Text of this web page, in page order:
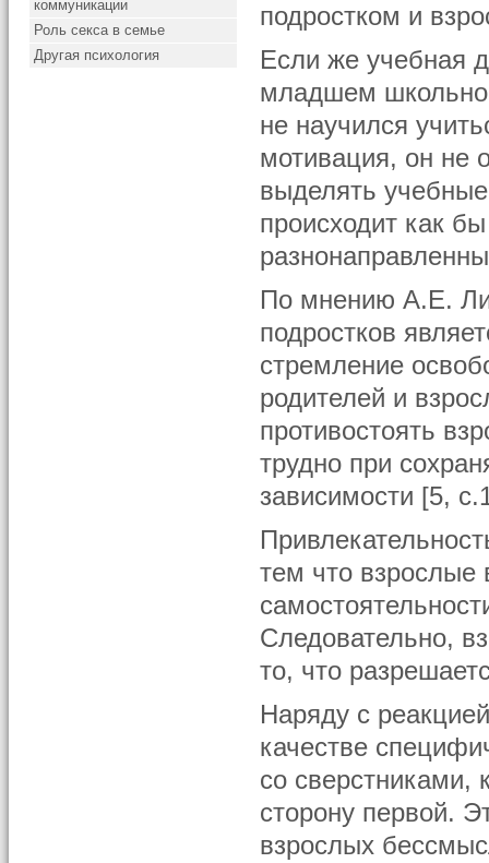
коммуникации
Роль секса в семье
Другая психология
подростком и
Если же учебная
младшем
не научился
мотивация, он не
выделять
происходит как
По мнению А.Е.
подростков
стремление
родителей и
противостоять
трудно при
зависимости [5,
тем что взрослые
Следовательно,
то, что
Наряду с
качестве
со сверстниками,
сторону первой.
взрослых